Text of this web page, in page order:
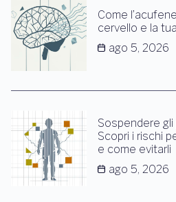
Come
cervello e la
ago 5, 2026
Sospendere
Scopri i rischi
e come evitarli
ago 5, 2026